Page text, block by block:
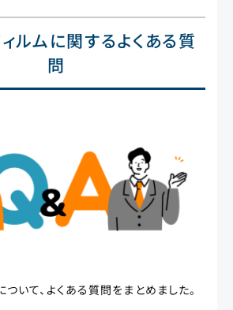
ルムに関するよくある質
問
いて、よくある質問をまとめました。